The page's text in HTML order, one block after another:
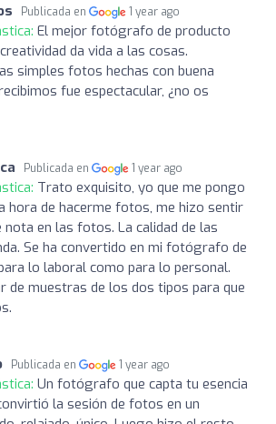
Publicada en 1 year ago
El mejor fotógrafo de producto
da vida a las cosas.
simples fotos hechas con buena
fue espectacular, ¿no os
Publicada en 1 year ago
Trato exquisito, yo que me pongo
hora de hacerme fotos, me hizo sentir
en las fotos. La calidad de las
Se ha convertido en mi fotógrafo de
lo laboral como para lo personal.
de muestras de los dos tipos para que
Publicada en 1 year ago
Un fotógrafo que capta tu esencia
la sesión de fotos en un